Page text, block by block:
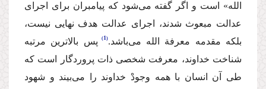
الله» است و اگر گفته مى‌شود كه پیامبران براى اجراى
عدالت مبعوث شدند، اجراى عدالت هدف نهایى نیست،
بلكه مقدمه معرفة الله مى‌باشد. 1
پس بالاترین مرتبه
شناخت خداوند، معرفت شخصى ذات پروردگار است كه
طى آن انسان با همه وجودْ خداوند را مى‌بیند و شهود